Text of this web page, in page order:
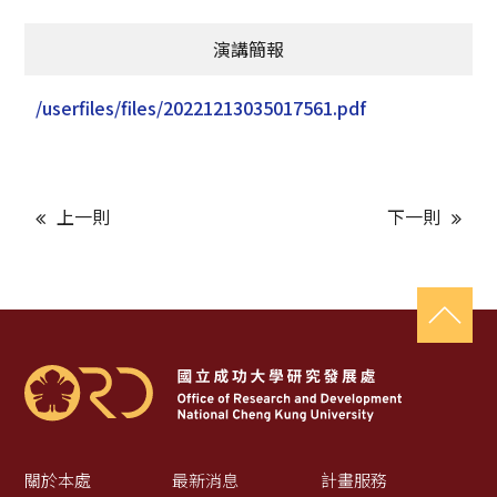
演講簡報
/userfiles/files/20221213035017561.pdf
上一則 下一則
關於本處 最新消息
計畫服務